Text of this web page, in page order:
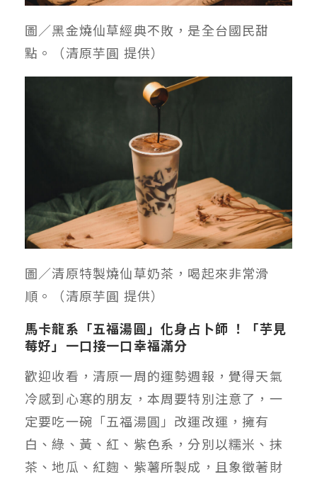
圖／黑金燒仙草經典不敗，是全台國民甜
點。（清原芋圓 提供）
圖／清原特製燒仙草奶茶，喝起來非常滑
順。（清原芋圓 提供）
馬卡龍系「五福湯圓」化身占卜師 ！「芋見
莓好」一口接一口幸福滿分
歡迎收看，清原一周的運勢週報，覺得天氣
冷感到心寒的朋友，本周要特別注意了，一
定要吃一碗「五福湯圓」改運改運，擁有
白、綠、黃、紅、紫色系，分別以糯米、抹
茶、地瓜、紅麴、紫薯所製成，且象徵著財